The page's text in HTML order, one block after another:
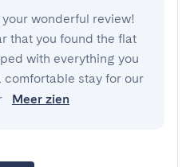
your wonderful review!
that you found the flat
with everything you
comfortable stay for our
Meer zien